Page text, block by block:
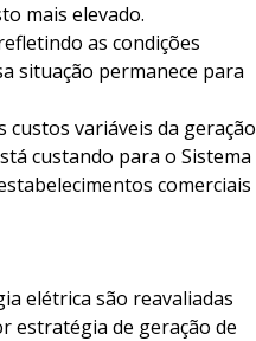
mais elevado.
as condições
situação permanece para
variáveis da geração
custando para o Sistema
comerciais
elétrica são reavaliadas
estratégia de geração de